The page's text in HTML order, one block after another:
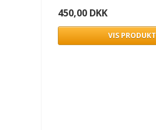
450,00 DKK
VIS PRODUKT